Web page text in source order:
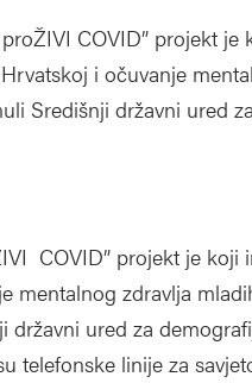
COVID” projekt
i očuvanje
Središnji državni ured
COVID” projekt je koji
mentalnog zdravlja
državni ured za
telefonske linije za